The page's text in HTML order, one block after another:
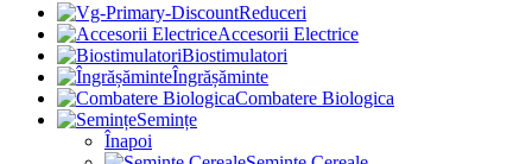
Reduceri
Accesorii Electrice
Biostimulatori
Îngrășăminte
Combatere Biologica
Semințe
Înapoi